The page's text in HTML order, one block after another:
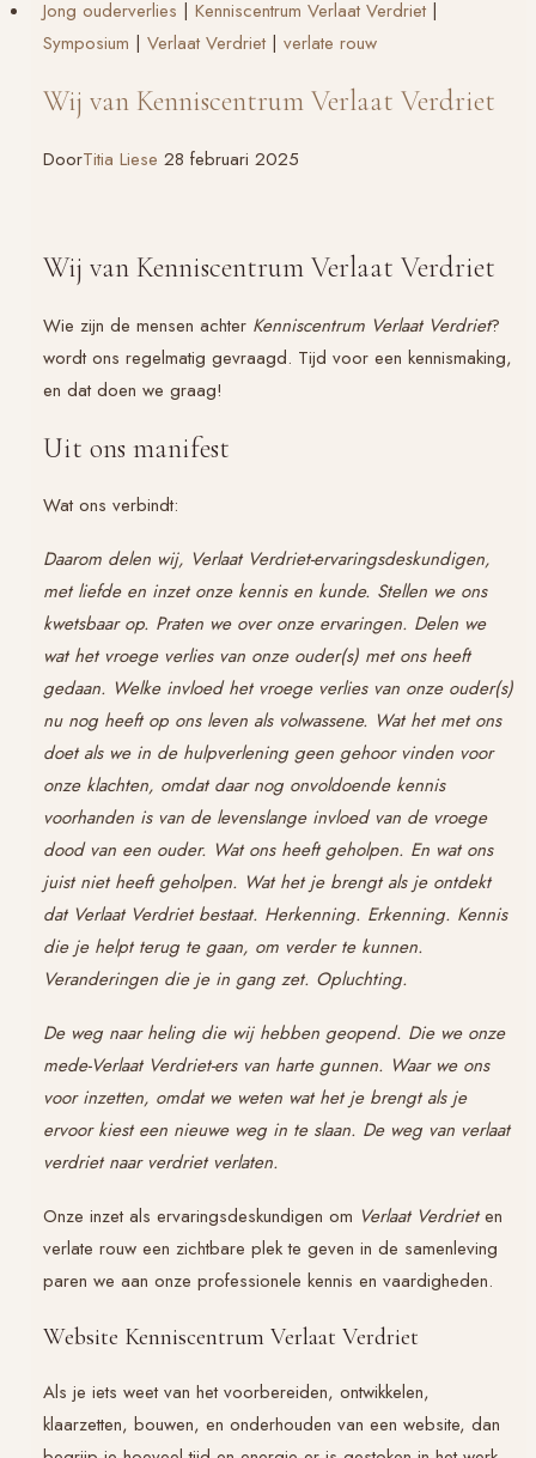
Jong ouderverlies | Kenniscentrum Verlaat Verdriet |
Symposium | Verlaat Verdriet | verlate rouw
Wij van Kenniscentrum Verlaat Verdriet
DoorTitia Liese 28 februari 2025
Wij van Kenniscentrum Verlaat Verdriet
Wie zijn de mensen achter Kenniscentrum Verlaat Verdriet?
wordt ons regelmatig gevraagd. Tijd voor een kennismaking,
en dat doen we graag!
Uit ons manifest
Wat ons verbindt:
Daarom delen wij, Verlaat Verdriet-ervaringsdeskundigen,
met liefde en inzet onze kennis en kunde. Stellen we ons
kwetsbaar op. Praten we over onze ervaringen. Delen we
wat het vroege verlies van onze ouder(s) met ons heeft
gedaan. Welke invloed het vroege verlies van onze ouder(s)
nu nog heeft op ons leven als volwassene. Wat het met ons
doet als we in de hulpverlening geen gehoor vinden voor
onze klachten, omdat daar nog onvoldoende kennis
voorhanden is van de levenslange invloed van de vroege
dood van een ouder. Wat ons heeft geholpen. En wat ons
juist niet heeft geholpen. Wat het je brengt als je ontdekt
dat Verlaat Verdriet bestaat. Herkenning. Erkenning. Kennis
die je helpt terug te gaan, om verder te kunnen.
Veranderingen die je in gang zet. Opluchting.
De weg naar heling die wij hebben geopend. Die we onze
mede-Verlaat Verdriet-ers van harte gunnen. Waar we ons
voor inzetten, omdat we weten wat het je brengt als je
ervoor kiest een nieuwe weg in te slaan. De weg van verlaat
verdriet naar verdriet verlaten.
Onze inzet als ervaringsdeskundigen om Verlaat Verdrieten
verlate rouw een zichtbare plek te geven in de samenleving
paren we aan onze professionele kennis en vaardigheden.
Website Kenniscentrum Verlaat Verdriet
Als je iets weet van het voorbereiden, ontwikkelen,
klaarzetten, bouwen, en onderhouden van een website, dan